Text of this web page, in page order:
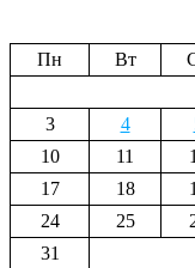
Пн
Вт
3
4
10
11
17
18
24
25
31